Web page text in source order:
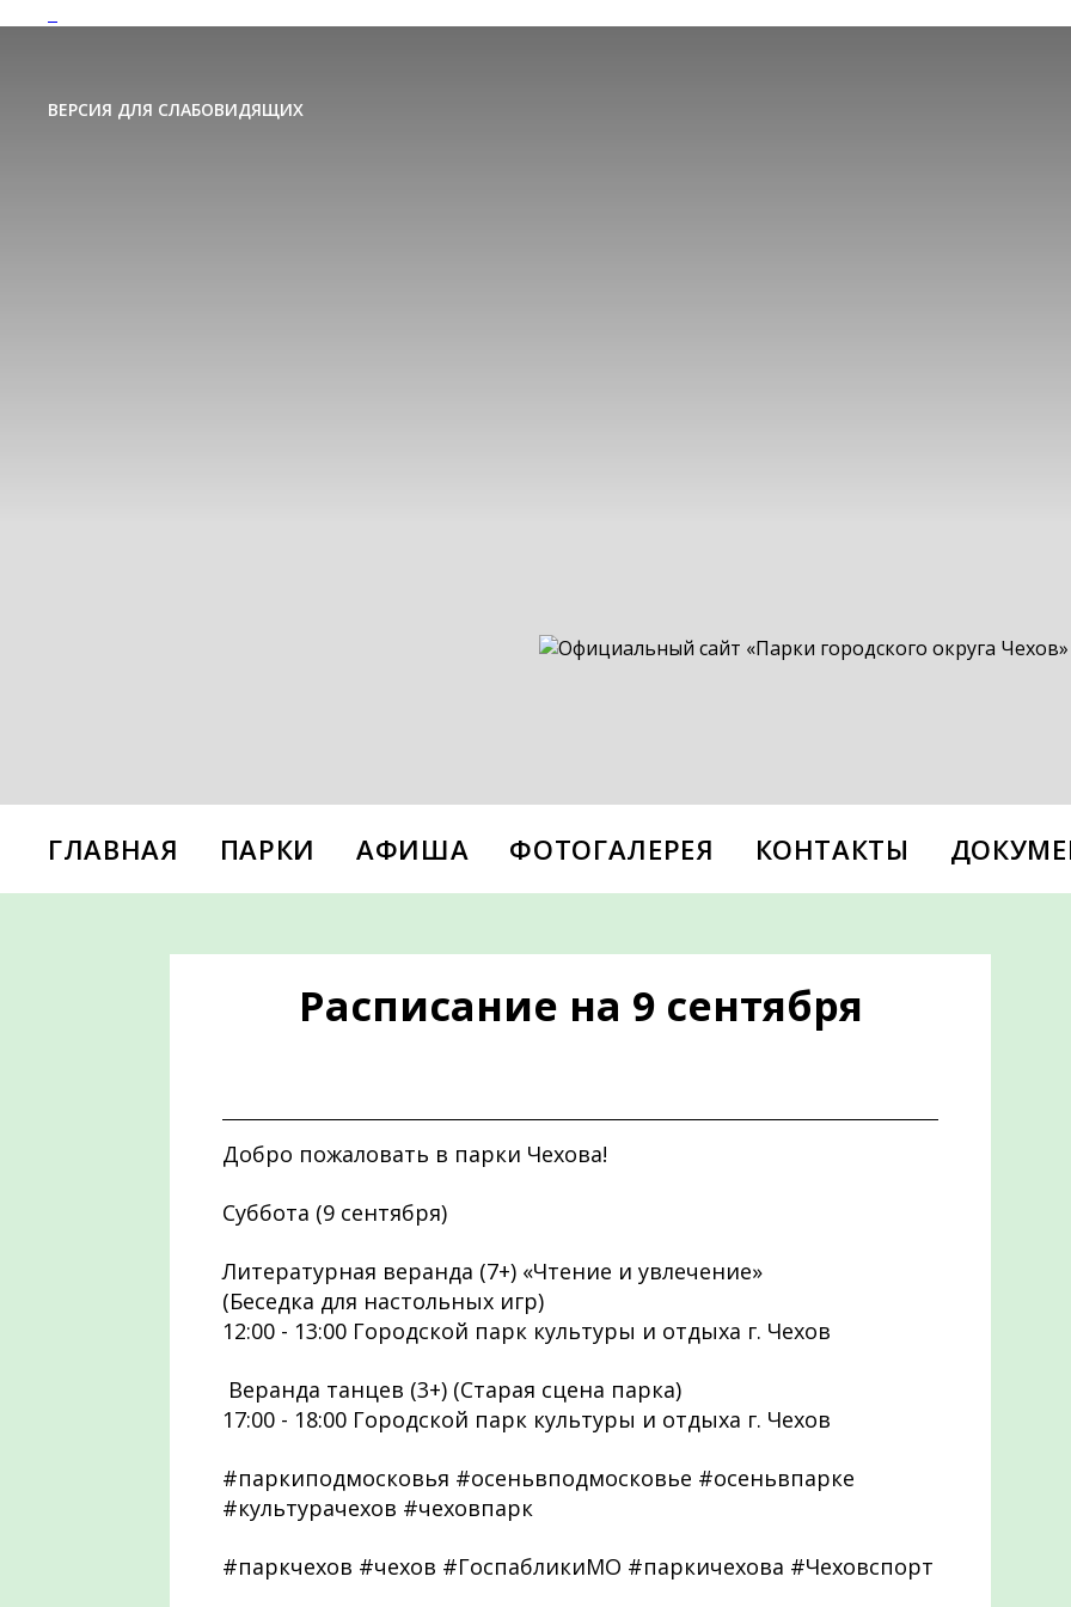
ВЕРСИЯ ДЛЯ СЛАБОВИДЯЩИХ
ГЛАВНАЯ ПАРКИ АФИША ФОТОГАЛЕРЕЯ КОНТАКТЫ
Расписание на 9 сентября
Добро пожаловать в парки Чехова!
Суббота (9 сентября)
Литературная веранда (7+) «Чтение и увлечение»
(Беседка для настольных игр)
12:00 - 13:00 Городской парк культуры и отдыха г. Чехов
Веранда танцев (3+) (Старая сцена парка)
17:00 - 18:00 Городской парк культуры и отдыха г. Чехов
#паркиподмосковья #осеньвподмосковье #осеньвпарке
#культурачехов #чеховпарк
#паркчехов #чехов #ГоспабликиМО #паркичехова #Чеховспорт